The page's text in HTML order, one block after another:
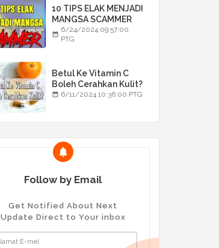
10 TIPS ELAK MENJADI
MANGSA SCAMMER
6/24/2024 09:57:00
PTG
Betul Ke Vitamin C
Boleh Cerahkan Kulit?
6/11/2024 10:36:00 PTG
Follow by Email
Get Notified About Next
Update Direct to Your inbox